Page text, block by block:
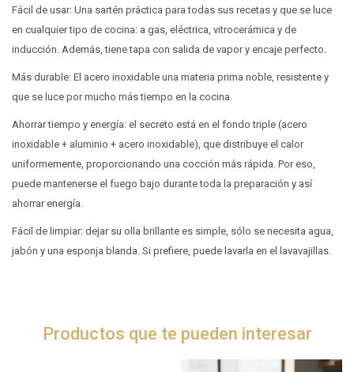
Fácil de usar: Una sartén práctica para todas sus recetas y que se luce
en cualquier tipo de cocina: a gas, eléctrica, vitrocerámica y de
inducción. Además, tiene tapa con salida de vapor y encaje perfecto.
Más durable: El acero inoxidable una materia prima noble, resistente y
que se luce por mucho más tiempo en la cocina.
Ahorrar tiempo y energía: el secreto está en el fondo triple (acero
inoxidable + aluminio + acero inoxidable), que distribuye el calor
uniformemente, proporcionando una cocción más rápida. Por eso,
puede mantenerse el fuego bajo durante toda la preparación y así
ahorrar energía.
Fácil de limpiar: dejar su olla brillante es simple, sólo se necesita agua,
jabón y una esponja blanda. Si prefiere, puede lavarla en el lavavajillas.
Productos que te pueden interesar